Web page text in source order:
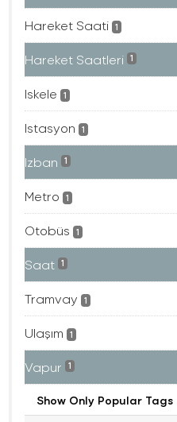
Hareket Saati 1
Hareket Saatleri 1
Iskele 1
Istasyon 1
Izban 1
Metro 1
Otobüs 1
Saat 1
Tramvay 1
Ulaşım 1
Vapur 1
Show Only Popular Tags